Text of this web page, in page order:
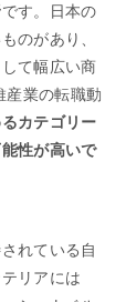
です。日本の
のがあり、
て幅広い商
産業の転職動
カテゴリー
性が高いで
れている自
リアには